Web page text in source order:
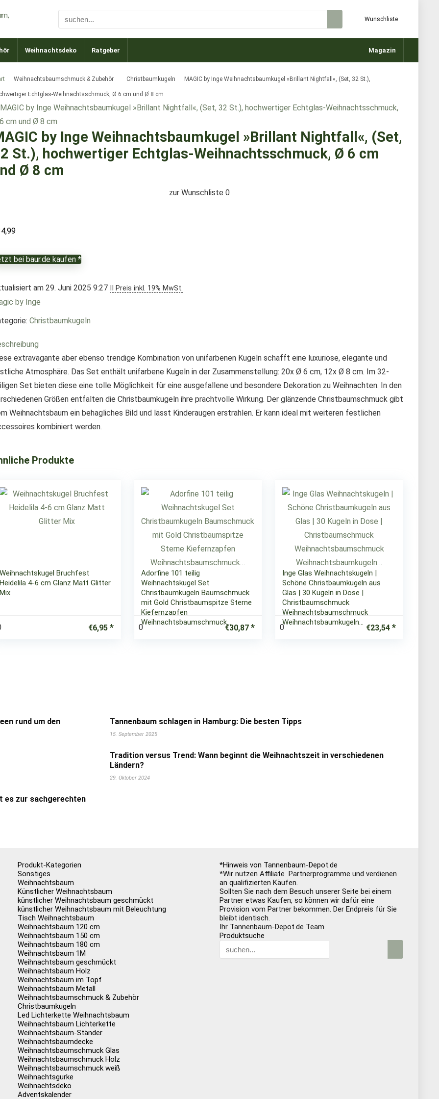
Wunschliste
Weihnachtsdeko Ratgeber Magazin
Weihnachtsbaumschmuck & Zubehör Christbaumkugeln MAGIC by Inge Weihnachtsbaumkugel »Brillant Nightfall«, (Set, 32 St.),
Echtglas-Weihnachtsschmuck, Ø 6 cm und Ø 8 cm
by Inge Weihnachtsbaumkugel »Brillant Nightfall«, (Set,
St.), hochwertiger Echtglas-Weihnachtsschmuck, Ø 6 cm
Ø 8 cm
zur Wunschliste 0
bei baur.de kaufen *
am 29. Juni 2025 9:27 II Preis inkl. 19% MwSt.
by Inge
Christbaumkugeln
extravagante aber ebenso trendige Kombination von unifarbenen Kugeln schafft eine luxuriöse, elegante und
Atmosphäre. Das Set enthält unifarbene Kugeln in der Zusammenstellung: 20x Ø 6 cm, 12x Ø 8 cm. Im 32-
Set bieten diese eine tolle Möglichkeit für eine ausgefallene und besondere Dekoration zu Weihnachten. In den
Größen entfalten die Christbaumkugeln ihre prachtvolle Wirkung. Der glänzende Christbaumschmuck gibt
Weihnachtsbaum ein behagliches Bild und lässt Kinderaugen erstrahlen. Er kann ideal mit weiteren festlichen
kombiniert werden.
Produkte
Weihnachtskugel Bruchfest
Heidelila 4-6 cm Glanz Matt Glitter
Mix
€6,95
Adorfine 101 teilig
Weihnachtskugel Set
Christbaumkugeln Baumschmuck
mit Gold Christbaumspitze Sterne
Kiefernzapfen
Weihnachtsbaumschmuck…
0 €30,87
Inge Glas Weihnachtskugeln |
Schöne Christbaumkugeln aus
Glas | 30 Kugeln in Dose |
Christbaumschmuck
Weihnachtsbaumschmuck
Weihnachtsbaumkugeln…
0 €23,54
rund um den Tannenbaum schlagen in Hamburg: Die besten Tipps
15. September 2025
Tradition versus Trend: Wann beginnt die Weihnachtszeit in verschiedenen
Ländern?
29. Oktober 2024
es zur sachgerechten
Produkt-Kategorien
Sonstiges
Weihnachtsbaum
Künstlicher Weihnachtsbaum
künstlicher Weihnachtsbaum geschmückt
künstlicher Weihnachtsbaum mit Beleuchtung
Tisch Weihnachtsbaum
Weihnachtsbaum 120 cm
Weihnachtsbaum 150 cm
Weihnachtsbaum 180 cm
Weihnachtsbaum 1M
Weihnachtsbaum geschmückt
Weihnachtsbaum Holz
Weihnachtsbaum im Topf
Weihnachtsbaum Metall
Weihnachtsbaumschmuck & Zubehör
Christbaumkugeln
Led Lichterkette Weihnachtsbaum
Weihnachtsbaum Lichterkette
Weihnachtsbaum-Ständer
Weihnachtsbaumdecke
Weihnachtsbaumschmuck Glas
Weihnachtsbaumschmuck Holz
Weihnachtsbaumschmuck weiß
Weihnachtsgurke
Weihnachtsdeko
Adventskalender
*Hinweis von Tannenbaum-Depot.de
*Wir nutzen Affiliate Partnerprogramme und verdienen
an qualifizierten Käufen.
Sollten Sie nach dem Besuch unserer Seite bei einem
Partner etwas Kaufen, so können wir dafür eine
Provision vom Partner bekommen. Der Endpreis für Sie
bleibt identisch.
Ihr Tannenbaum-Depot.de Team
Produktsuche